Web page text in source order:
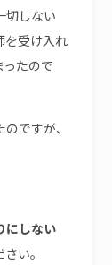
切しない
を受け入れ
たので
ですが、
にしない
い。